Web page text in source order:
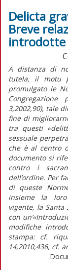
Delicta
Breve
introdotte
A distanza di
tutela, il motu
promulgato le
3,2002,90), tale
fine di
tra questi
sessuale
che è al centro
documento si
contro i
dell’ordine. Per
di queste
insieme la loro
vigente, la Santa
con
modifiche
stampa: cf.
14,2010,436, cf.